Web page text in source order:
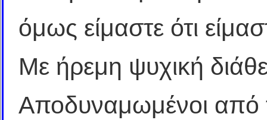
όμως είμαστε ότι
Με ήρεμη ψυχική
Αποδυναμωμένοι από